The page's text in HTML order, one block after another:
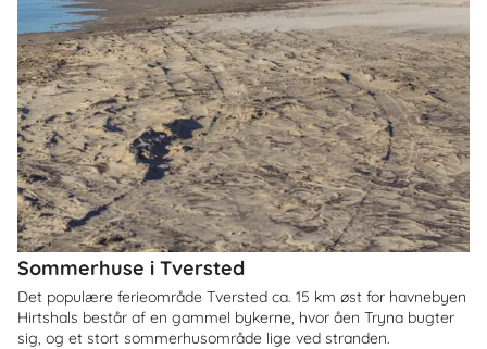
Sommerhuse i Tversted
Det populære ferieområde Tversted ca. 15 km øst for havnebyen
Hirtshals består af en gammel bykerne, hvor åen Tryna bugter
sig, og et stort sommerhusområde lige ved stranden.